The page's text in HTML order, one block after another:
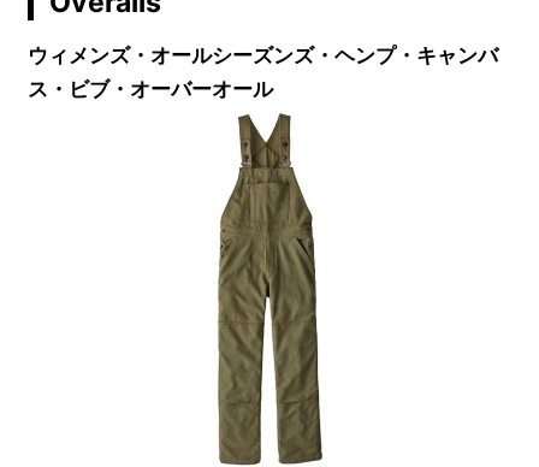
ウィメンズ・オールシーズンズ・ヘンプ・キャンバ
ス・ビブ・オーバーオール